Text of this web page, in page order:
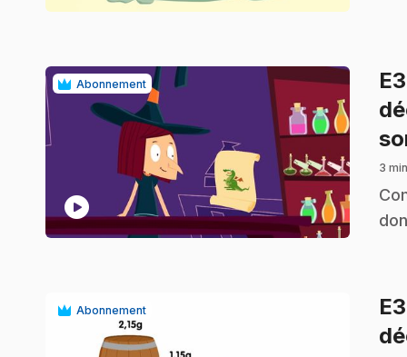
Abonnement
play_circle
3
.
Abonnement